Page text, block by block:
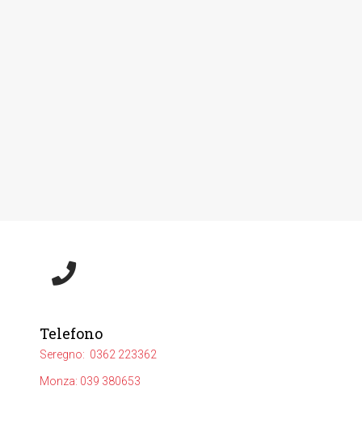
Telefono
Seregno: 0362 223362
Monza: 039 380653